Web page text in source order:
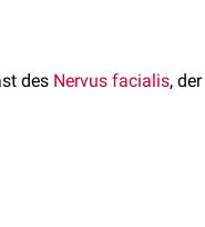
des Nervus facialis,
geniculatum und